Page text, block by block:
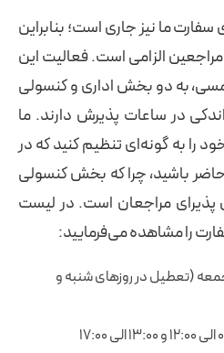
ما نیز جاری است؛ بنابراین
الزامی است. فعالیت این
هجری شمسی، به دو بخش اداری و کنسولی
در ساعات پذیرش دارند. ما
را به گونه‌ای تنظیم کنید که در
باشید، چرا که بخش کنسولی
پذیرای مراجعان است. در لیست
را مشاهده می‌فرمایید:
(تعطیل در روزهای شنبه و